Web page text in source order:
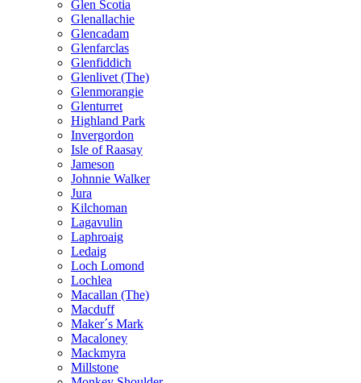
Glen Scotia
Glenallachie
Glencadam
Glenfarclas
Glenfiddich
Glenlivet (The)
Glenmorangie
Glenturret
Highland Park
Invergordon
Isle of Raasay
Jameson
Johnnie Walker
Jura
Kilchoman
Lagavulin
Laphroaig
Ledaig
Loch Lomond
Lochlea
Macallan (The)
Macduff
Maker´s Mark
Macaloney
Mackmyra
Millstone